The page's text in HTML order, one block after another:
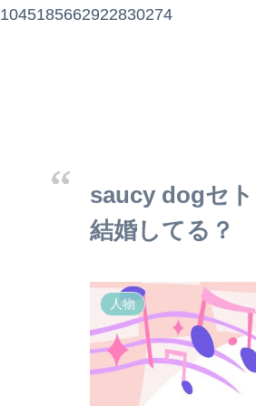
1045185662922830274
saucy dogセ
結婚してる？
人物